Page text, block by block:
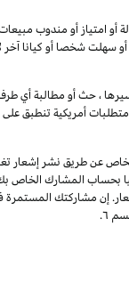
أو مندوب
شخصا أو كيانا آخر
، حث أو مطالبة أي
أمريكية تنطبق
عن طريق نشر إشعار
بحساب المشارك الخاص
إن مشاركتك
٦.